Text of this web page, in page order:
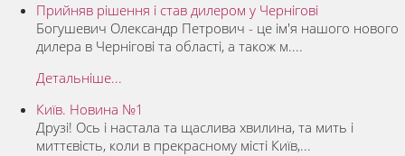
Прийняв рішення і став дилером у Чернігові
Богушевич Олександр Петрович - це ім'я нашого нового
дилера в Чернігові та області, а також м....
Детальніше...
Київ. Новина №1
Друзі! Ось і настала та щаслива хвилина, та мить і
миттєвість, коли в прекрасному місті Київ,...